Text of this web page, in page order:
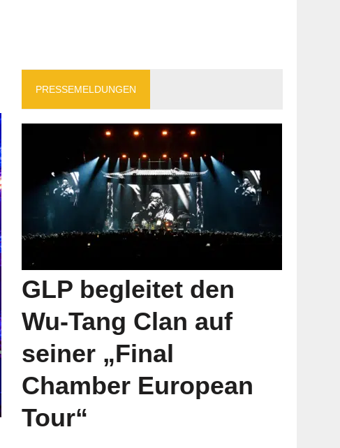
PRESSEMELDUNGEN
GLP begleitet den
Wu-Tang Clan auf
seiner „Final
Chamber European
Tour“